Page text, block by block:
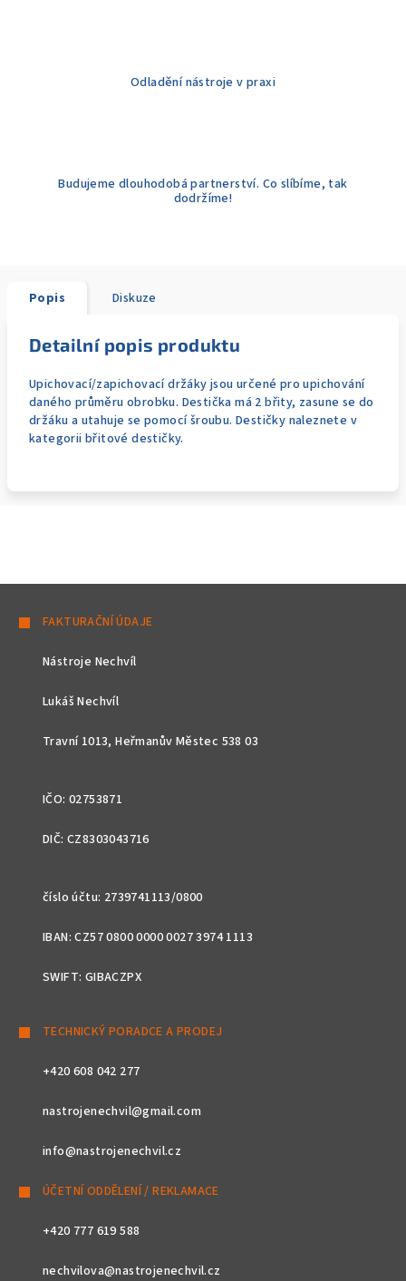
Odladění nástroje v praxi
Budujeme dlouhodobá partnerství. Co slíbíme, tak
dodržíme!
Popis Diskuze
Detailní popis produktu
Upichovací/zapichovací držáky jsou určené pro upichování
daného průměru obrobku. Destička má 2 břity, zasune se do
držáku a utahuje se pomocí šroubu. Destičky naleznete v
kategorii břitové destičky.
FAKTURAČNÍ ÚDAJE
Nástroje Nechvíl
Lukáš Nechvíl
Travní 1013, Heřmanův Městec 538 03
IČO: 02753871
DIČ: CZ8303043716
číslo účtu: 2739741113/0800
IBAN: CZ57 0800 0000 0027 3974 1113
SWIFT: GIBACZPX
TECHNICKÝ PORADCE A PRODEJ
+420 608 042 277
nastrojenechvil@gmail.com
info@nastrojenechvil.cz
ÚČETNÍ ODDĚLENÍ / REKLAMACE
+420 777 619 588
nechvilova@nastrojenechvil.cz